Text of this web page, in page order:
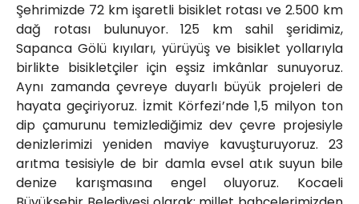
Şehrimizde 72 km işaretli bisiklet rotası ve 2.500 km
dağ rotası bulunuyor. 125 km sahil şeridimiz,
Sapanca Gölü kıyıları, yürüyüş ve bisiklet yollarıyla
birlikte bisikletçiler için eşsiz imkânlar sunuyoruz.
Aynı zamanda çevreye duyarlı büyük projeleri de
hayata geçiriyoruz. İzmit Körfezi’nde 1,5 milyon ton
dip çamurunu temizlediğimiz dev çevre projesiyle
denizlerimizi yeniden maviye kavuşturuyoruz. 23
arıtma tesisiyle de bir damla evsel atık suyun bile
denize karışmasına engel oluyoruz. Kocaeli